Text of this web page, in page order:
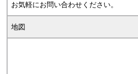
お気軽にお問い合わせください。
地図